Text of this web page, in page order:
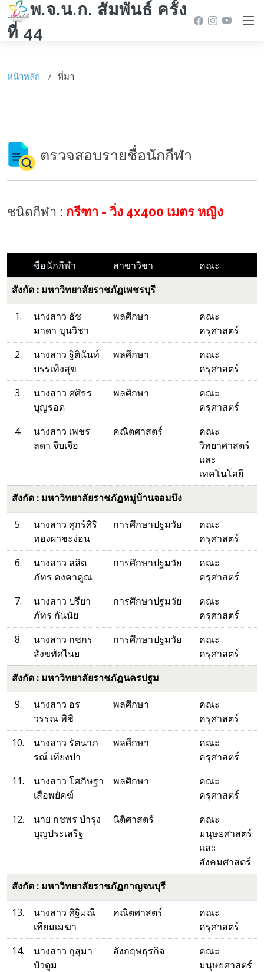
พ.จ.น.ก. สัมพันธ์ ครั้ง
ที่ 44
หน้าหลัก ที่มา
ตรวจสอบรายชื่อนักกีฬา
ชนิดกีฬา : กรีฑา - วิ่ง 4x400 เมตร หญิง
ชื่อนักกีฬา สาขาวิชา
คณะ
สังกัด : มหาวิทยาลัยราชภัฏเพชรบุรี
1.
นางสาว ธัช
มาดา ขุนวิชา
พลศึกษา
คณะ
ครุศาสตร์
2.
นางสาว ฐิตินันท์
บรรเทิงสุข
พลศึกษา
คณะ
ครุศาสตร์
3.
นางสาว ศศิธร
บุญรอด
พลศึกษา
คณะ
ครุศาสตร์
4.
นางสาว เพชร
ลดา จีบเจือ
คณิตศาสตร์
คณะ
วิทยาศาสตร์
และ
เทคโนโลยี
สังกัด : มหาวิทยาลัยราชภัฏหมู่บ้านจอมบึง
5.
นางสาว ศุกร์ศิริ
ทองผาชะง่อน
การศึกษาปฐมวัย
คณะ
ครุศาสตร์
6.
นางสาว ลลิต
ภัทร คงคาคูณ
การศึกษาปฐมวัย
คณะ
ครุศาสตร์
7.
นางสาว ปรียา
ภัทร กันนัย
การศึกษาปฐมวัย
คณะ
ครุศาสตร์
8.
นางสาว กชกร
สังขทัศไนย
การศึกษาปฐมวัย
คณะ
ครุศาสตร์
สังกัด : มหาวิทยาลัยราชภัฏนครปฐม
9.
นางสาว อร
วรรณ พิชิ
พลศึกษา
คณะ
ครุศาสตร์
10.
นางสาว รัตนาภ
รณ์ เทียงปา
พลศึกษา
คณะ
ครุศาสตร์
11.
นางสาว โศภิษฐา
เสือพยัคฆ์
พลศึกษา
คณะ
ครุศาสตร์
12.
นาย กชพร บำรุง
บุญประเสริฐ
นิติศาสตร์
คณะ
มนุษยศาสตร์
และ
สังคมศาสตร์
สังกัด : มหาวิทยาลัยราชภัฏกาญจนบุรี
13.
นางสาว ศิฐิมณี
เทียมเมฆา
คณิตศาสตร์
คณะ
ครุศาสตร์
14.
นางสาว กุสุมา
บัวตูม
อังกฤษธุรกิจ
คณะ
มนุษยศาสตร์